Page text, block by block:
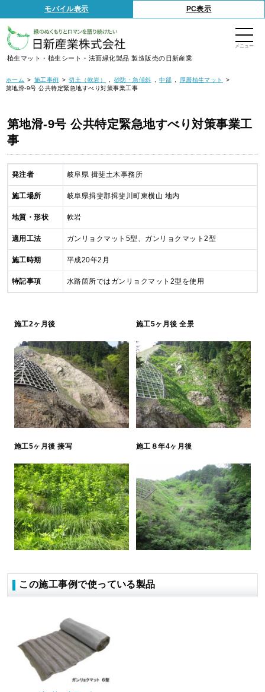
i
モバイル表示 PC表示
植生マット・植生シート・法面緑化製品 製造販売の日新産業
ホーム 施工事例 切土（軟岩） 砂防・急傾斜 中部
厚層植生マット
第地滑-9号 公共特定緊急地すべり対策事業工事
第地滑-9号 公共特定緊急地すべり対策事業工
事
発注者 岐阜県 揖斐土木事務所
施工場所 岐阜県揖斐郡揖斐川町東横山 地内
地質・形状 軟岩
適用工法 ガンリョクマット5型、ガンリョクマット2型
施工時期 平成20年2月
特記事項 水路箇所ではガンリョクマット2型を使用
施工2ヶ月後 施工5ヶ月後 全景
施工5ヶ月後 接写 施工８年4ヶ月後
この施工事例で使っている製品